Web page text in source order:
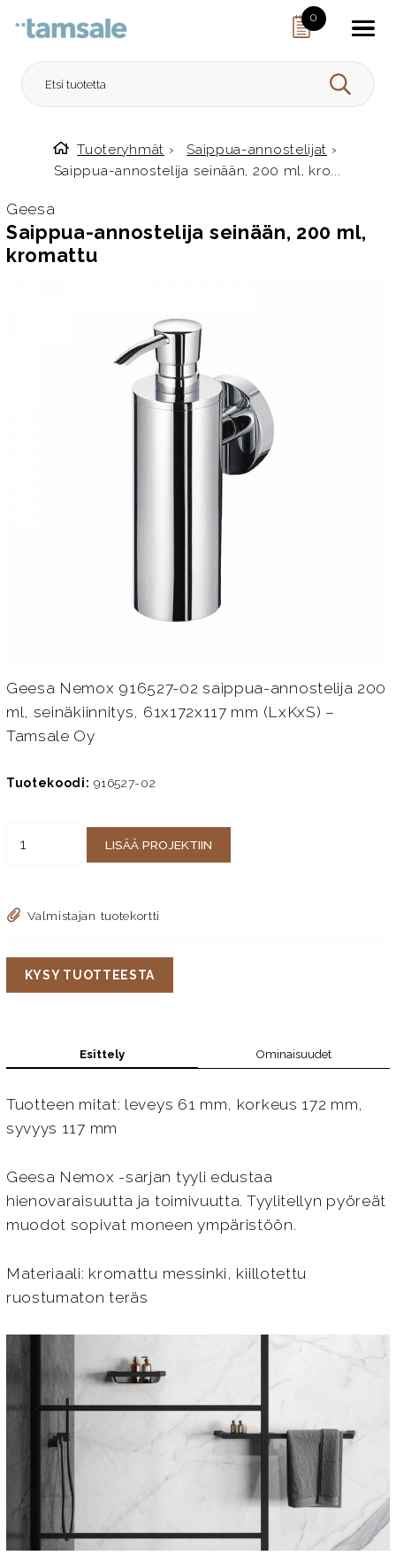
0
HAE
Etusivulle
Tuoteryhmät › Saippua-annostelijat ›
Saippua-annostelija seinään, 200 ml, kro...
Geesa
Saippua-annostelija seinään, 200 ml,
kromattu
Geesa Nemox 916527-02 saippua-annostelija 200
ml, seinäkiinnitys, 61x172x117 mm (LxKxS) –
Tamsale Oy
Tuotekoodi: 916527-02
LISÄÄ PROJEKTIIN
Valmistajan tuotekortti
KYSY TUOTTEESTA
Esittely Ominaisuudet
Tuotteen mitat: leveys 61 mm, korkeus 172 mm,
syvyys 117 mm
Geesa Nemox -sarjan tyyli edustaa
hienovaraisuutta ja toimivuutta. Tyylitellyn pyöreät
muodot sopivat moneen ympäristöön.
Materiaali: kromattu messinki, kiillotettu
ruostumaton teräs